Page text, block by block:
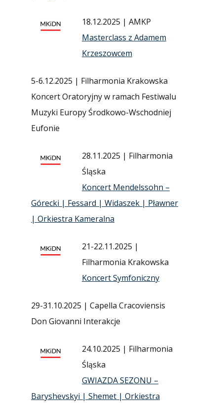
18.12.2025 | AMKP
Masterclass z Adamem
Krzeszowcem
5-6.12.2025 | Filharmonia Krakowska
Koncert Oratoryjny w ramach Festiwalu
Muzyki Europy Środkowo-Wschodniej
Eufonie
28.11.2025 | Filharmonia
Śląska
Koncert Mendelssohn –
Górecki | Fessard | Widaszek | Pławner
| Orkiestra Kameralna
21-22.11.2025 |
Filharmonia Krakowska
Koncert Symfoniczny
29-31.10.2025 | Capella Cracoviensis
Don Giovanni Interakcje
24.10.2025 | Filharmonia
Śląska
GWIAZDA SEZONU –
Baryshevskyi | Shemet | Orkiestra